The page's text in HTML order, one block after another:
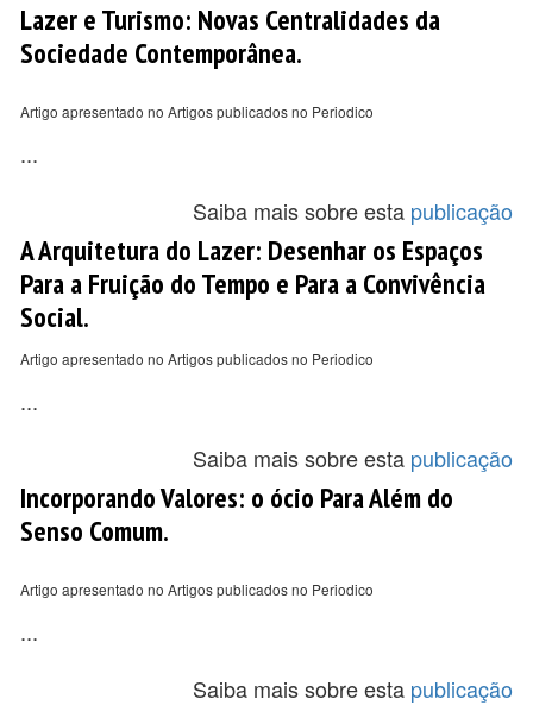
Lazer e Turismo: Novas Centralidades da
Sociedade Contemporânea.
Artigo apresentado no Artigos publicados no Periodico
...
Saiba mais sobre esta publicação
A Arquitetura do Lazer: Desenhar os Espaços
Para a Fruição do Tempo e Para a Convivência
Social.
Artigo apresentado no Artigos publicados no Periodico
...
Saiba mais sobre esta publicação
Incorporando Valores: o ócio Para Além do
Senso Comum.
Artigo apresentado no Artigos publicados no Periodico
...
Saiba mais sobre esta publicação